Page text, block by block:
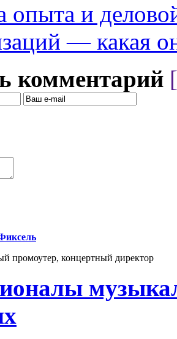
опыта и
— какая
комментарий
промоутер, концертный директор